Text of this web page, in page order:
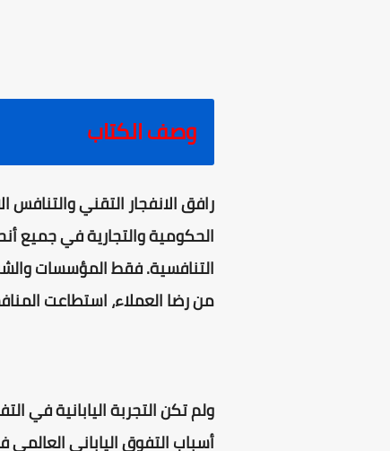
وصف الكتاب
رافق الانفجار التقني والتنافس
الحكومية والتجارية في جميع
التنافسية. فقط المؤسسات
من رضا العملاء، استطاعت
ولم تكن التجربة اليابانية في
أسباب التفوق الياباني